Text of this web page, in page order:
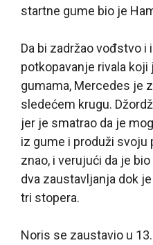
startne gume bio je
Da bi zadržao vođstvo i
potkopavanje rivala
gumama, Mercedes je
sledećem krugu.
jer je smatrao da je
iz gume i produži svoju
znao, i verujući da je
dva zaustavljanja dok
tri stopera.
Noris se zaustavio u